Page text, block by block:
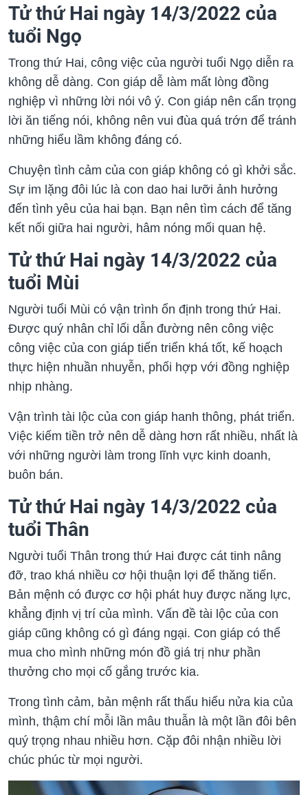
Tử thứ Hai ngày 14/3/2022 của
tuổi Ngọ
Trong thứ Hai, công việc của người tuổi Ngọ diễn ra
không dễ dàng. Con giáp dễ làm mất lòng đồng
nghiệp vì những lời nói vô ý. Con giáp nên cẩn trọng
lời ăn tiếng nói, không nên vui đùa quá trớn để tránh
những hiểu lầm không đáng có.
Chuyện tình cảm của con giáp không có gì khởi sắc.
Sự im lặng đôi lúc là con dao hai lưỡi ảnh hưởng
đến tình yêu của hai bạn. Bạn nên tìm cách để tăng
kết nối giữa hai người, hâm nóng mối quan hệ.
Tử thứ Hai ngày 14/3/2022 của
tuổi Mùi
Người tuổi Mùi có vận trình ổn định trong thứ Hai.
Được quý nhân chỉ lối dẫn đường nên công việc
công việc của con giáp tiến triển khá tốt, kế hoạch
thực hiện nhuần nhuyễn, phối hợp với đồng nghiệp
nhịp nhàng.
Vận trình tài lộc của con giáp hanh thông, phát triển.
Việc kiếm tiền trở nên dễ dàng hơn rất nhiều, nhất là
với những người làm trong lĩnh vực kinh doanh,
buôn bán.
Tử thứ Hai ngày 14/3/2022 của
tuổi Thân
Người tuổi Thân trong thứ Hai được cát tinh nâng
đỡ, trao khá nhiều cơ hội thuận lợi để thăng tiến.
Bản mệnh có được cơ hội phát huy được năng lực,
khẳng định vị trí của mình. Vấn đề tài lộc của con
giáp cũng không có gì đáng ngại. Con giáp có thể
mua cho mình những món đồ giá trị như phần
thưởng cho mọi cố gắng trước kia.
Trong tình cảm, bản mệnh rất thấu hiểu nửa kia của
mình, thậm chí mỗi lần mâu thuẫn là một lần đôi bên
quý trọng nhau nhiều hơn. Cặp đôi nhận nhiều lời
chúc phúc từ mọi người.